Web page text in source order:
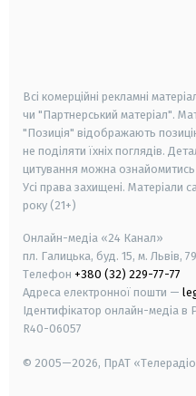
Всі комерційні рекламні
чи "Партнерський матеріал".
"Позиція" відображають
не поділяти їхніх поглядів.
цитування можна
Усі права захищені. Матеріали
року (21+)
Онлайн-медіа «24 Канал»
пл. Галицька, буд. 15, м. Львів,
Телефон +380 (32) 229-77-77
Адреса електронної пошти —
Ідентифікатор онлайн-медіа в
R40-06057
© 2005—2026, ПрАТ